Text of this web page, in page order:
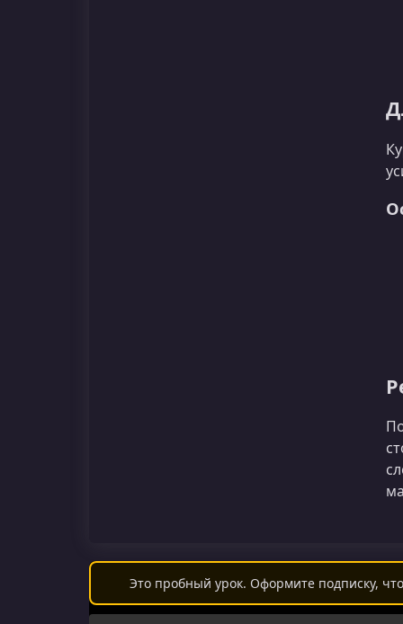
Это пробный урок. Оформите подписку,